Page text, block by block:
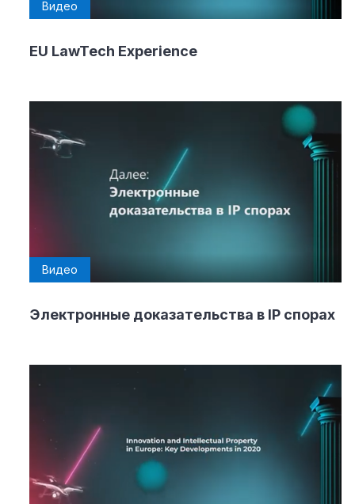
Видео
EU LawTech Experience
Видео
Электронные доказательства в IP спорах